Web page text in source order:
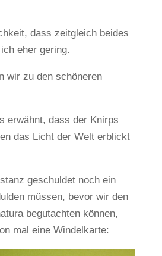
dass zeitgleich beides
eher gering.
wir zu den schöneren
erwähnt, dass der Knirps
das Licht der Welt erblickt
geschuldet noch ein
müssen, bevor wir den
begutachten können,
mal eine Windelkarte: